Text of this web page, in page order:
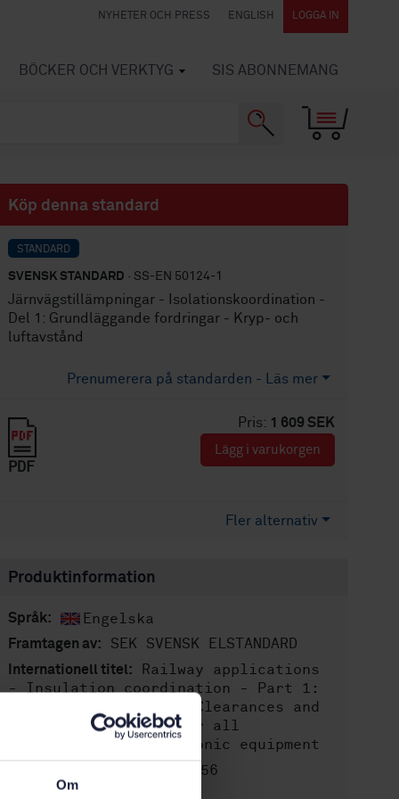
Om
NYHETER OCH PRESS ENGLISH LOGGA IN
BÖCKER OCH VERKTYG SIS ABONNEMANG
Köp denna standard
STANDARD
SVENSK STANDARD · SS-EN 50124-1
Järnvägstillämpningar - Isolationskoordination -
Del 1: Grundläggande fordringar - Kryp- och
luftavstånd
Prenumerera på standarden - Läs mer
Pris: 1 609 SEK
PDF
Lägg i varukorgen
Fler alternativ
Produktinformation
Språk: Engelska
Framtagen av: SEK SVENSK ELSTANDARD
Internationell titel:
Railway applications
- Insulation coordination - Part 1:
Basic requirements - Clearances and
creepage distances for all
electrical and electronic equipment
STD-3337456